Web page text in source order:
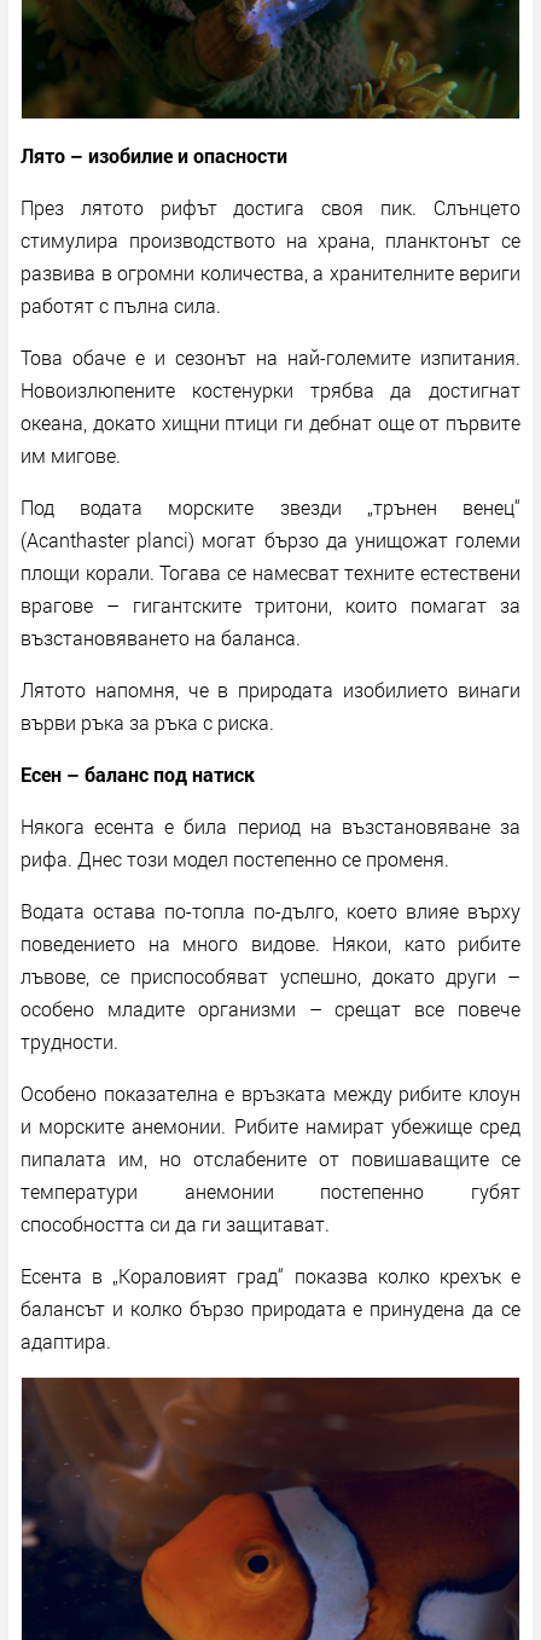
Лято – изобилие и опасности
През лятото рифът достига своя пик. Слънцето
стимулира производството на храна, планктонът се
развива в огромни количества, а хранителните вериги
работят с пълна сила.
Това обаче е и сезонът на най-големите изпитания.
Новоизлюпените костенурки трябва да достигнат
океана, докато хищни птици ги дебнат още от първите
им мигове.
Под водата морските звезди „трънен венец“
(Acanthaster planci) могат бързо да унищожат големи
площи корали. Тогава се намесват техните естествени
врагове – гигантските тритони, които помагат за
възстановяването на баланса.
Лятото напомня, че в природата изобилието винаги
върви ръка за ръка с риска.
Есен – баланс под натиск
Някога есента е била период на възстановяване за
рифа. Днес този модел постепенно се променя.
Водата остава по-топла по-дълго, което влияе върху
поведението на много видове. Някои, като рибите
лъвове, се приспособяват успешно, докато други –
особено младите организми – срещат все повече
трудности.
Особено показателна е връзката между рибите клоун
и морските анемонии. Рибите намират убежище сред
пипалата им, но отслабените от повишаващите се
температури анемонии постепенно губят
способността си да ги защитават.
Есента в „Кораловият град“ показва колко крехък е
балансът и колко бързо природата е принудена да се
адаптира.